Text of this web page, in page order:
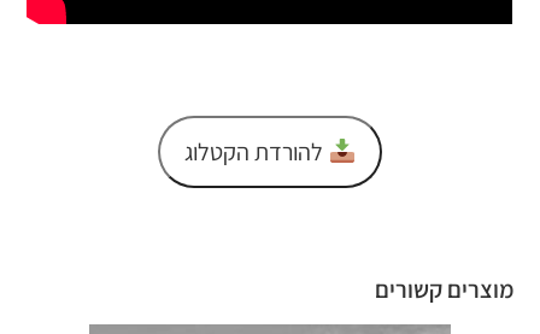
להורדת הקטלוג
מוצרים קשורים